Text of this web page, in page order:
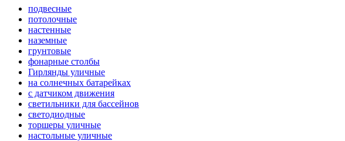
подвесные
потолочные
настенные
наземные
грунтовые
фонарные столбы
Гирлянды уличные
на солнечных батарейках
с датчиком движения
светильники для бассейнов
светодиодные
торшеры уличные
настольные уличные